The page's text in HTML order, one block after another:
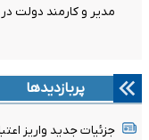
مدیر و کارمند دولت
پربازدیدها
جزئیات جدید واریز